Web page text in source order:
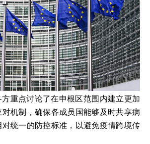
重点讨论了在申根区范围内建立更加
机制，确保各成员国能够及时共享病
统一的防控标准，以避免疫情跨境传